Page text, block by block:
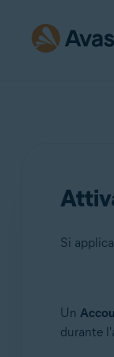
Si
Tutti
Un
durante